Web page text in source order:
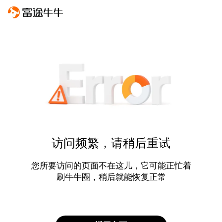
访问频繁，请稍后重试
您所要访问的页面不在这儿，它可能正忙着
刷牛牛圈，稍后就能恢复正常